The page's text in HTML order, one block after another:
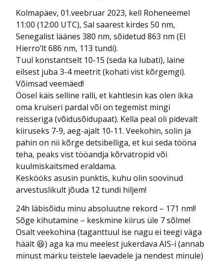
Kolmapäev, 01.veebruar 2023, kell Roheneemel
11:00 (12:00 UTC), Sal saarest kirdes 50 nm,
Senegalist läänes 380 nm, sõidetud 863 nm (El
Hierro’lt 686 nm, 113 tundi).
Tuul konstantselt 10-15 (seda ka lubati), laine
eilsest juba 3-4 meetrit (kohati vist kõrgemgi).
Võimsad veemäed!
Öösel käis selline ralli, et kahtlesin kas olen ikka
oma kruiseri pardal või on tegemist mingi
reisseriga (võidusõidupaat). Kella peal oli pidevalt
kiiruseks 7-9, aeg-ajalt 10-11. Veekohin, solin ja
pahin on nii kõrge detsibelliga, et kui seda tööna
teha, peaks vist tööandja kõrvatropid või
kuulmiskaitsmed eraldama.
Keskööks asusin punktis, kuhu olin soovinud
arvestuslikult jõuda 12 tundi hiljem!
24h läbisõidu minu absoluutne rekord – 171 nm!!
Sõge kihutamine – keskmine kiirus üle 7 sõlme!
Osalt veekohina (taganttuul ise nagu ei teegi väga
häält 😆) aga ka mu meelest jukerdava AIS-i (annab
minust märku teistele laevadele ja nendest minule)